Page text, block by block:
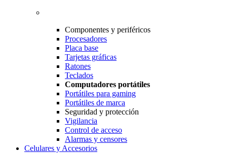
Componentes y periféricos
Procesadores
Placa base
Tarjetas gráficas
Ratones
Teclados
Computadores portátiles
Portátiles para gaming
Portátiles de marca
Seguridad y protección
Vigilancia
Control de acceso
Alarmas y censores
Celulares y Accesorios